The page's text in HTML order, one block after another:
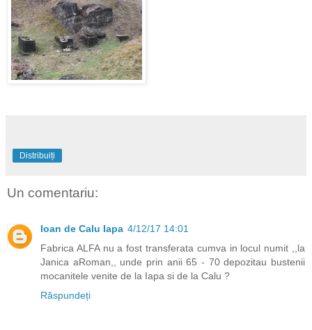
Distribuiți
Un comentariu:
Ioan de Calu Iapa 4/12/17 14:01
Fabrica ALFA nu a fost transferata cumva in locul numit ,,la
Janica aRoman,, unde prin anii 65 - 70 depozitau bustenii
mocanitele venite de la Iapa si de la Calu ?
Răspundeți